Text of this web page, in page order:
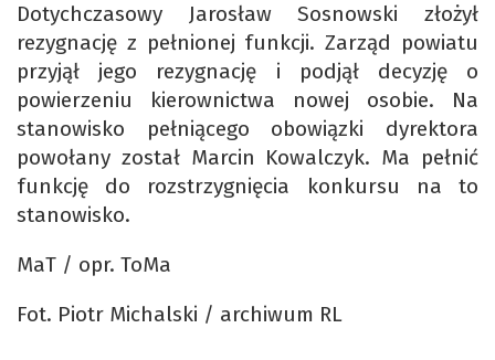
Dotychczasowy Jarosław Sosnowski złożył
rezygnację z pełnionej funkcji. Zarząd powiatu
przyjął jego rezygnację i podjął decyzję o
powierzeniu kierownictwa nowej osobie. Na
stanowisko pełniącego obowiązki dyrektora
powołany został Marcin Kowalczyk. Ma pełnić
funkcję do rozstrzygnięcia konkursu na to
stanowisko.
MaT / opr. ToMa
Fot. Piotr Michalski / archiwum RL